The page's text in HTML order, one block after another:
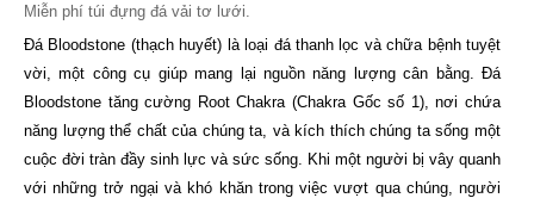
Miễn phí túi đựng đá vải tơ lưới.
Đá Bloodstone (thạch huyết) là loại đá thanh lọc và chữa bệnh tuyệt
vời, một công cụ giúp mang lại nguồn năng lượng cân bằng. Đá
Bloodstone tăng cường Root Chakra (Chakra Gốc số 1), nơi chứa
năng lượng thể chất của chúng ta, và kích thích chúng ta sống một
cuộc đời tràn đầy sinh lực và sức sống. Khi một người bị vây quanh
với những trở ngại và khó khăn trong việc vượt qua chúng, người